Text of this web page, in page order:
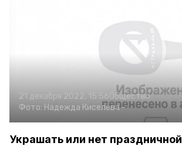
21 декабря 2022, 15:56Общество
Фото: Надежда Киселёва -
Украшать или нет праздничной